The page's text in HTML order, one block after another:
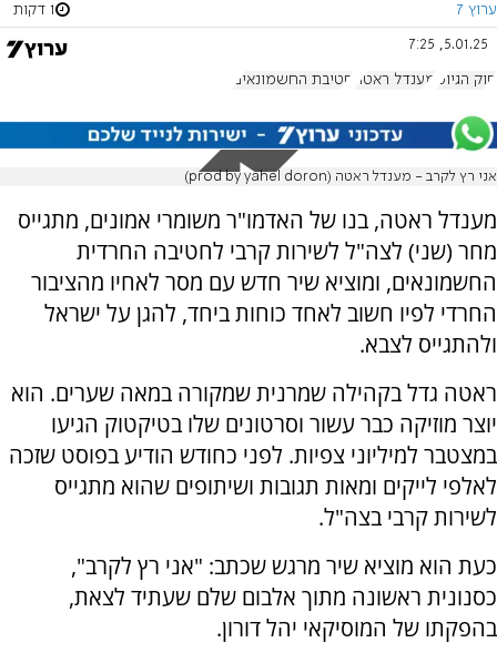
ערוץ 7 1 דקות
5.01.25, 7:25
חוק הגיוס מענדל ראטה חטיבת החשמונאים
אני רץ לקרב - מענדל ראטה (prod by yahel doron)
מענדל ראטה, בנו של האדמו"ר משומרי אמונים, מתגייס
מחר (שני) לצה"ל לשירות קרבי לחטיבה החרדית
החשמונאים, ומוציא שיר חדש עם מסר לאחיו מהציבור
החרדי לפיו חשוב לאחד כוחות ביחד, להגן על ישראל
ולהתגייס לצבא.
ראטה גדל בקהילה שמרנית שמקורה במאה שערים. הוא
יוצר מוזיקה כבר עשור וסרטונים שלו בטיקטוק הגיעו
במצטבר למיליוני צפיות. לפני כחודש הודיע בפוסט שזכה
לאלפי לייקים ומאות תגובות ושיתופים שהוא מתגייס
לשירות קרבי בצה"ל.
כעת הוא מוציא שיר מרגש שכתב: "אני רץ לקרב",
כסנונית ראשונה מתוך אלבום שלם שעתיד לצאת,
בהפקתו של המוסיקאי יהל דורון.